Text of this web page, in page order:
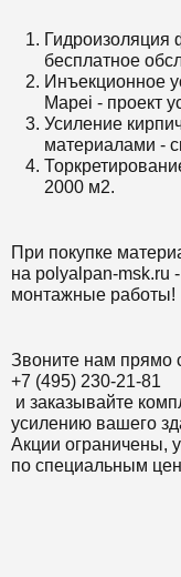
Гидроизоляция
бесплатное
Инъекционное
Mapei - проект
Усиление
материалами -
2000 м2.
При покупке
на polyalpan-msk.ru
монтажные работы!
Звоните нам прямо
+7 (495) 230-21-81
и заказывайте
усилению вашего
Акции ограничены,
по специальным